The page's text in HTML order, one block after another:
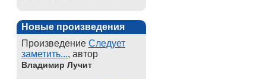
Новые произведения
Произведение Следует
заметить..., автор
Владимир Лучит